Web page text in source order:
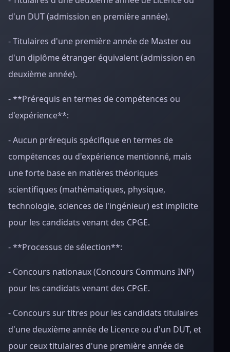
d'un DUT (admission en première année).
- Titulaires d'une première année de Master ou
d'un diplôme étranger équivalent (admission en
deuxième année).
- **Prérequis en termes de compétences ou
d'expérience**:
- Aucun prérequis spécifique en termes de
compétences ou d'expérience mentionné, mais
une forte base en matières théoriques
scientifiques (mathématiques, physique,
technologie, sciences de l'ingénieur) est implicite
pour les candidats venant des CPGE.
- **Processus de sélection**:
- Concours nationaux (Concours Communs INP)
pour les candidats venant des CPGE.
- Concours sur titres pour les candidats titulaires
d'une deuxième année de Licence ou d'un DUT, et
pour ceux titulaires d'une première année de